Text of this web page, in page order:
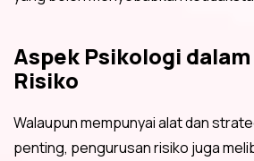
Aspek Psikologi
Risiko
Walaupun mempunyai alat dan
penting, pengurusan risiko juga